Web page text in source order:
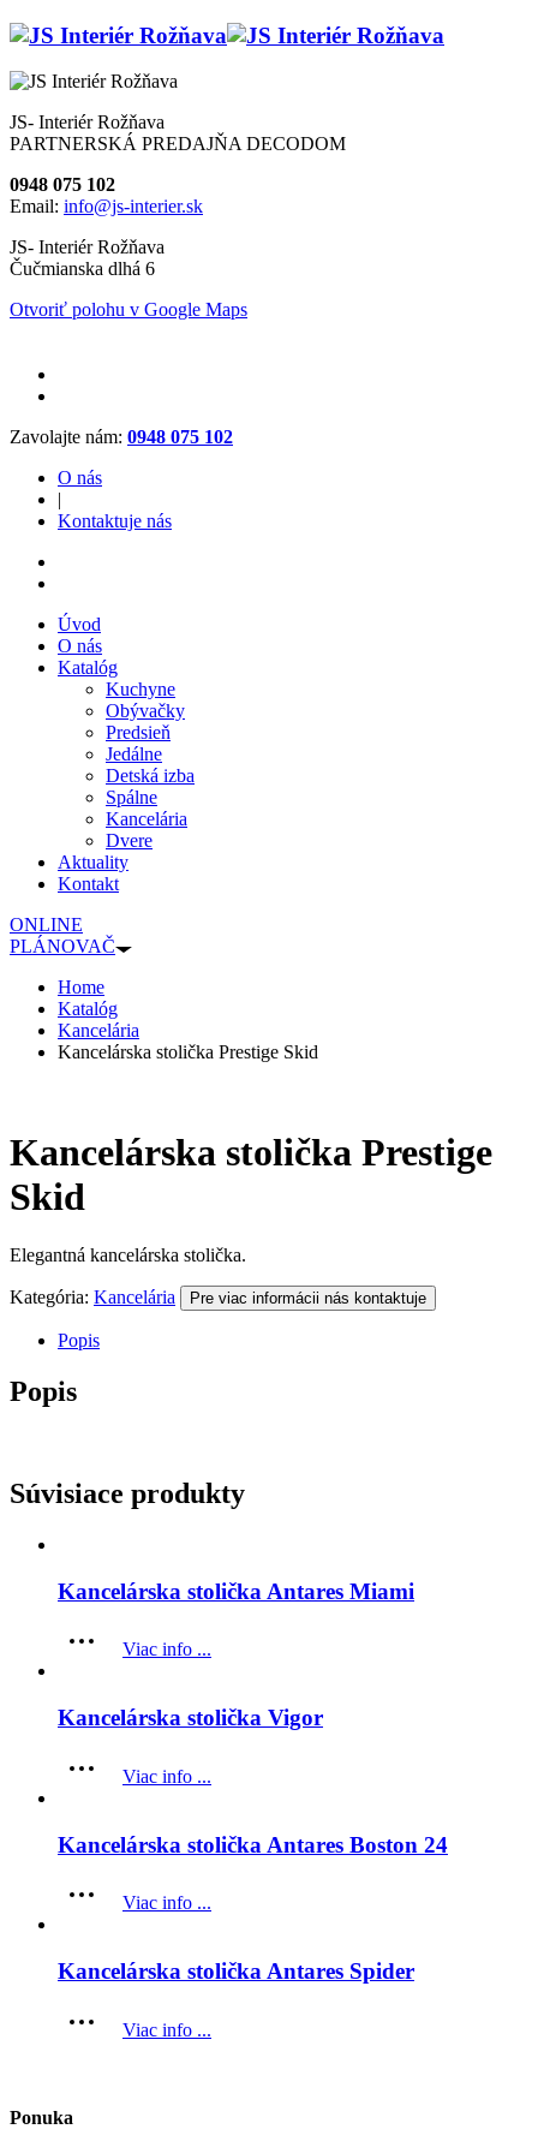
JS- Interiér Rožňava
PARTNERSKÁ PREDAJŇA DECODOM
0948 075 102
Email: info@js-interier.sk
JS- Interiér Rožňava
Čučmianska dlhá 6
Otvoriť polohu v Google Maps
Zavolajte nám: 0948 075 102
O nás
|
Kontaktuje nás
Úvod
O nás
Katalóg
Kuchyne
Obývačky
Predsieň
Jedálne
Detská izba
Spálne
Kancelária
Dvere
Aktuality
Kontakt
ONLINE
PLÁNOVAČ
Home
Katalóg
Kancelária
Kancelárska stolička Prestige Skid
Kancelárska stolička Prestige
Skid
Elegantná kancelárska stolička.
Kategória: Kancelária Pre viac informácii nás kontaktuje
Popis
Popis
Súvisiace produkty
Kancelárska stolička Antares Miami
Viac info ...
Kancelárska stolička Vigor
Viac info ...
Kancelárska stolička Antares Boston 24
Viac info ...
Kancelárska stolička Antares Spider
Viac info ...
Ponuka